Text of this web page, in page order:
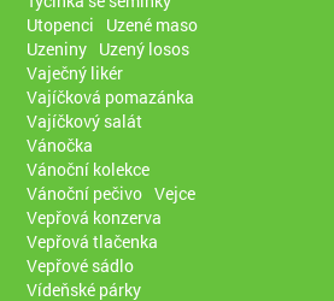
Utopenci
Uzené maso
Uzeniny Uzený losos
Vaječný likér
Vajíčková pomazánka
Vajíčkový salát
Vánočka
Vánoční kolekce
Vánoční pečivo Vejce
Vepřová konzerva
Vepřová tlačenka
Vepřové sádlo
Vídeňské párky